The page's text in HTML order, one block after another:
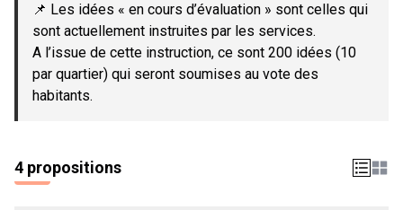
📌 Les idées « en cours d’évaluation » sont celles qui
sont actuellement instruites par les services.
A l’issue de cette instruction, ce sont 200 idées (10
par quartier) qui seront soumises au vote des
habitants.
4 propositions